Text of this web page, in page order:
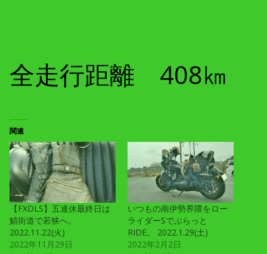
全走行距離 408㎞
関連
【FXDLS】五連休最終日は
鯖街道で若狭へ。
2022.11.22(火)
2022年11月29日
いつもの南伊勢界隈をロー
ライダーSでぶらっと
RIDE。 2022.1.29(土)
2022年2月2日